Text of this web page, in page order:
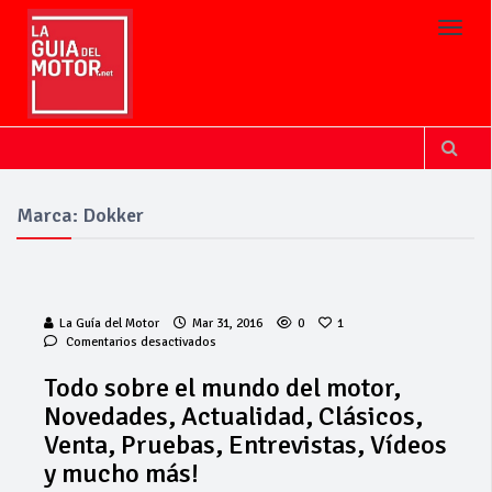
Marca: Dokker
La Guía del Motor Mar 31, 2016 0
1
Comentarios desactivados
el
mundo
del
motor,
Todo sobre el mundo del motor,
Novedades, Actualidad, Clásicos,
Venta, Pruebas, Entrevistas, Vídeos
y mucho más!